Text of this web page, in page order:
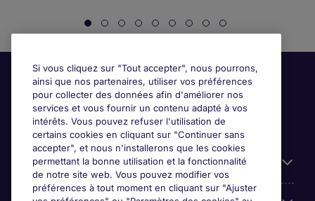
Candidats
Si vous cliquez sur "Tout accepter", nous pourrons,
ainsi que nos partenaires, utiliser vos préférences
pour collecter des données afin d'améliorer nos
services et vous fournir un contenu adapté à vos
intérêts. Vous pouvez refuser l'utilisation de
certains cookies en cliquant sur "Continuer sans
accepter", et nous n'installerons que les cookies
permettant la bonne utilisation et la fonctionnalité
de notre site web. Vous pouvez modifier vos
préférences à tout moment en cliquant sur "Ajuster